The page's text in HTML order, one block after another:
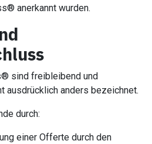
anerkannt wurden.
sind freibleibend und
ausdrücklich anders bezeichnet.
durch:
einer Offerte durch den